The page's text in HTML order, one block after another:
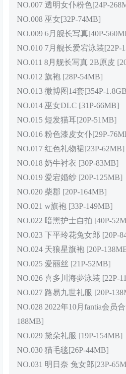
NO.007 透明女仆粉色[24P-
NO.008 巫女[32P-74MB]
NO.009 6月舰长写真[40P-
NO.010 7月舰长爱宕泳装[22P-
NO.011 8月舰长写真 2B原皮
NO.012 旗袍 [28P-54MB]
NO.013 微博图14套[354P-
NO.014 巫女DLC [31P-66MB]
NO.015 短发猫耳[20P-51MB]
NO.016 粉色漆皮女仆[29P-
NO.017 红色礼物裙[23P-62MB]
NO.018 奶牛衬衣 [30P-83MB]
NO.019 爱宕婚纱 [20P-125MB]
NO.020 柴郡 [20P-164MB]
NO.021 w旗袍 [33P-149MB]
NO.022 暗黑护士自拍 [40P-
NO.023 下平玲花兔女郎 [20P-
NO.024 天狼星旗袍 [20P-
NO.025 爱丽丝 [21P-52MB]
NO.026 喜多川海夢泳装 [22P-
NO.027 路易九世礼服 [20P-
NO.028 2022年10月fantia会员
188MB]
NO.029 黛朵礼服 [19P-154MB]
NO.030 猫毛毯[26P-44MB]
NO.031 明日奈 兔女郎[23P-